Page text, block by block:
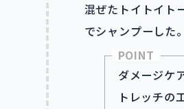
混ぜたトイトイト
でシャンプーした。
POINT
ダメージケ
トレッチの